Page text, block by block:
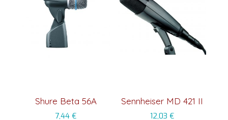
Shure Beta 56A
7,44€
Sennheiser MD 421 II
12,03 €